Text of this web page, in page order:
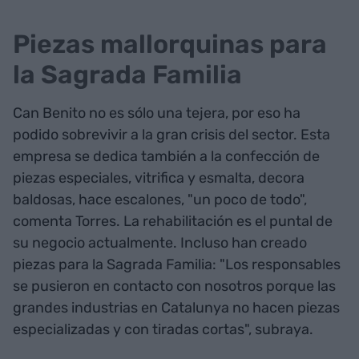
Piezas mallorquinas para
la Sagrada Familia
Can Benito no es sólo una tejera, por eso ha
podido sobrevivir a la gran crisis del sector. Esta
empresa se dedica también a la confección de
piezas especiales, vitrifica y esmalta, decora
baldosas, hace escalones, "un poco de todo",
comenta Torres. La rehabilitación es el puntal de
su negocio actualmente. Incluso han creado
piezas para la Sagrada Familia: "Los responsables
se pusieron en contacto con nosotros porque las
grandes industrias en Catalunya no hacen piezas
especializadas y con tiradas cortas", subraya.